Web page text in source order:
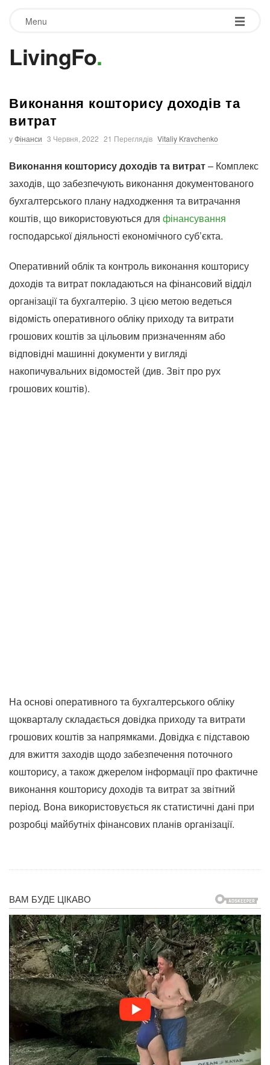
Menu
LivingFo.
Виконання кошторису доходів та
витрат
уФінанси 3 Червня, 2022 21 Переглядів Vitaliy Kravchenko
Виконання кошторису доходів та витрат– Комплекс
заходів, що забезпечують виконання документованого
бухгалтерського плану надходження та витрачання
коштів, що використовуються для фінансування
господарської діяльності економічного суб’єкта.
Оперативний облік та контроль виконання кошторису
доходів та витрат покладаються на фінансовий відділ
організації та бухгалтерію. З цією метою ведеться
відомість оперативного обліку приходу та витрати
грошових коштів за цільовим призначенням або
відповідні машинні документи у вигляді
накопичувальних відомостей (див. Звіт про рух
грошових коштів).
На основі оперативного та бухгалтерського обліку
щокварталу складається довідка приходу та витрати
грошових коштів за напрямками. Довідка є підставою
для вжиття заходів щодо забезпечення поточного
кошторису, а також джерелом інформації про фактичне
виконання кошторису доходів та витрат за звітний
період. Вона використовується як статистичні дані при
розробці майбутніх фінансових планів організації.